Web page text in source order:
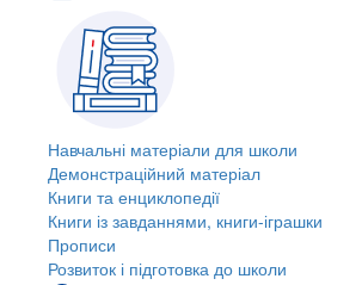
Навчальні матеріали для школи
Демонстраційний матеріал
Книги та енциклопедії
Книги із завданнями, книги-іграшки
Прописи
Розвиток і підготовка до школи